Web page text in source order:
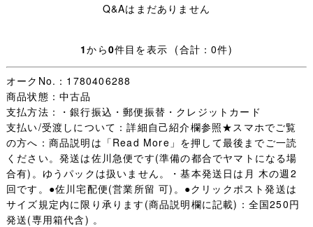
ブレザー：SIZE B1 肩幅44cm 身幅56cm 着丈63cm 袖丈
長袖ブラウス：SIZE 170 肩幅44cm 身幅54cm 着丈67cm
冬スカート：W表示85 W最大値86cm 総丈63cm 24本車ヒ
ダ
夏スカート：W表示85 W最大値86cm 総丈63cm 24本車ヒ
ダ
・お手数ですが下記を全てお読みいただき、ご入札＝ご了
承いただいたこととさせていただきます。
Q&Aはまだありません
1から0件目を表示 (合計：0件)
オークNo.：1780406288
商品状態：中古品
支払方法：・銀行振込・郵便振替・クレジットカード
支払い/受渡しについて：詳細自己紹介欄参照★スマホでご覧
の方へ：商品説明は「Read More」を押して最後までご一読
ください。発送は佐川急便です(準備の都合でヤマトになる場
合有)。ゆうパックは扱いません。・基本発送日は月 木の週2
回です。●佐川宅配便(営業所留 可)。●クリックポスト発送は
サイズ規定内に限り承ります(商品説明欄に記載)：全国250円
発送(専用箱代含) 。